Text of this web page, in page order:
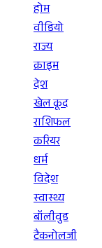
होम
वीडियो
राज्य
क्राइम
देश
खेल कूद
राशिफल
करियर
धर्म
विदेश
स्वास्थ्य
बॉलीवुड
टैकनोलजी